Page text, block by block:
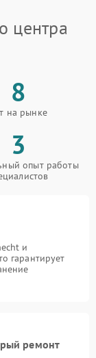
центра
8
на рынке
3
опыт работы
и
гарантирует
ремонт